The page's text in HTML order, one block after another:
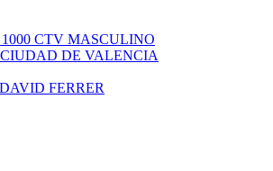
CTV MASCULINO
DE VALENCIA
FERRER